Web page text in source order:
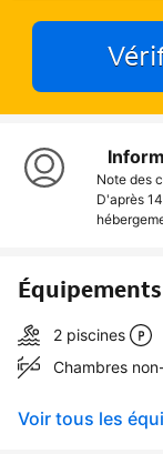
Note des
D'après
Équipements
2 piscines
Chambres
Voir tous les